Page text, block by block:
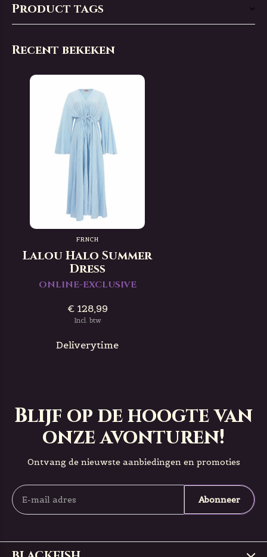
Product tags
Recent bekeken
FRNCH
Lalou Halo Summer
Dress
ONLINE-EXCLUSIVE
€ 128,99
Incl. btw
Deliverytime
Blijf op de hoogte van
onze avonturen!
Ontvang de nieuwste aanbiedingen en promoties
Abonneer